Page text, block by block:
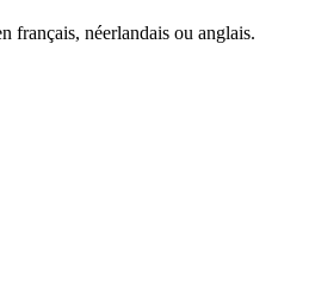
français, néerlandais ou anglais.